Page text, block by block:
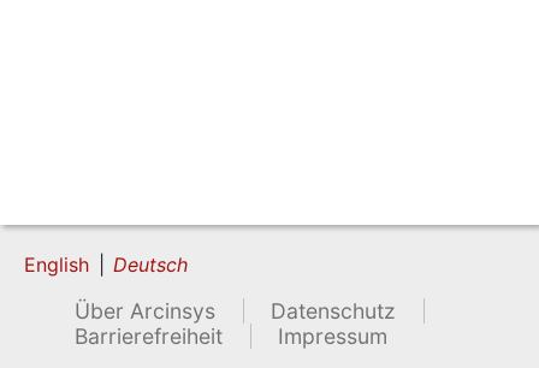
English Deutsch
Über Arcinsys
Datenschutz
Barrierefreiheit
Impressum